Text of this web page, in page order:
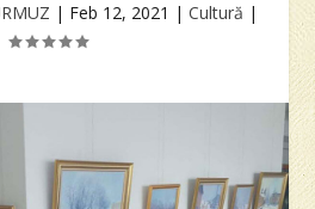
| Feb 12, 2021 | Cultură |